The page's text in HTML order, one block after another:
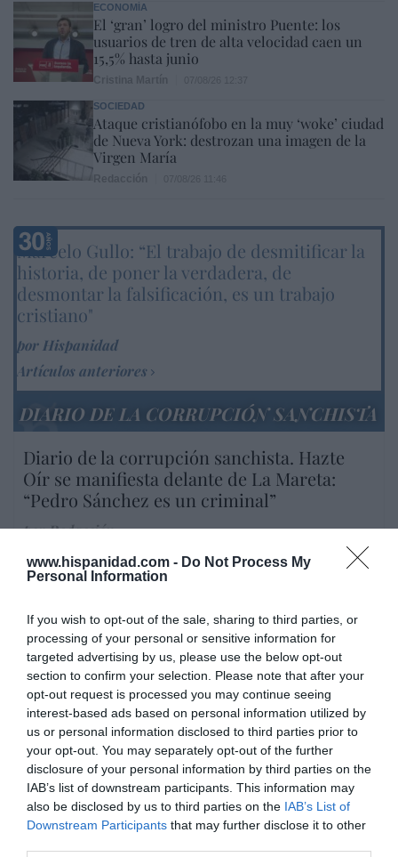
www.hispanidad.com - Do Not Process My
Personal Information
If you wish to opt-out of the sale, sharing to third parties, or
processing of your personal or sensitive information for
targeted advertising by us, please use the below opt-out
section to confirm your selection. Please note that after your
opt-out request is processed you may continue seeing
interest-based ads based on personal information utilized by
us or personal information disclosed to third parties prior to
your opt-out. You may separately opt-out of the further
disclosure of your personal information by third parties on the
IAB’s list of downstream participants. This information may
also be disclosed by us to third parties on the IAB’s List of
Downstream Participants that may further disclose it to other
ECONOMÍA
El ‘gran’ logro del ministro Puente: los
usuarios de tren de alta velocidad caen un
15,5% hasta junio
SOCIEDAD
Ataque cristianófobo en la muy ‘woke’ ciudad
de Nueva York: destrozan una imagen de la
Virgen María
Marcelo Gullo: “El trabajo de desmitificar la
historia, de poner la verdadera, de
desmontar la falsificación, es un trabajo
cristiano"
por Hispanidad
Artículos anteriores
DIARIO DE LA CORRUPCIÓN SANCHISTA
Diario de la corrupción sanchista. Hazte
Oír se manifiesta delante de La Mareta:
“Pedro Sánchez es un criminal”
por Redacción
Artículos anteriores
Enormes minucias
por Eulogio López